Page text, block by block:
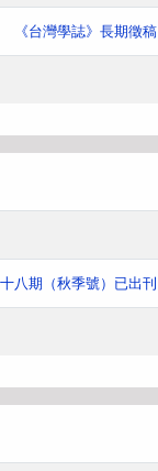
《台灣學誌》長期徵稿
八期（秋季號）已出刊